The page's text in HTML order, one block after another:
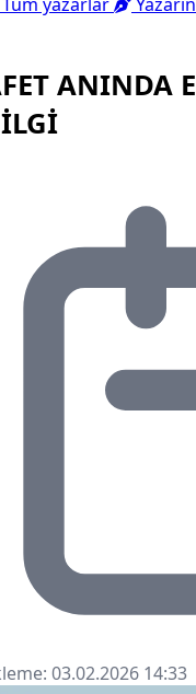
ANINDA
03.02.2026 14:33